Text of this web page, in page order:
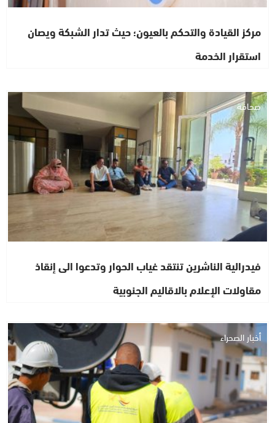
مركز القيادة والتحكم بالعيون؛ حيث تدار الشبكة ويصان
استقرار الخدمة
صحافة
فيدرالية الناشرين تنتقد غياب الحوار وتدعوا الى إنقاذ
مقاولات الإعلام بالاقاليم الجنوبية
أخبار الصحراء